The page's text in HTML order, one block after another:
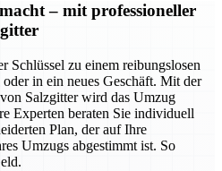
– mit professioneller
Schlüssel zu einem reibungslosen
in ein neues Geschäft. Mit der
Salzgitter wird das Umzug
Experten beraten Sie individuell
Plan, der auf Ihre
Umzugs abgestimmt ist. So